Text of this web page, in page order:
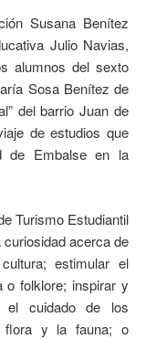
Susana Benítez
Julio Navias,
alumnos del sexto
Sosa Benítez de
del barrio Juan de
de estudios que
de Embalse en la
Turismo Estudiantil
acerca de
estimular el
o folklore; inspirar y
el cuidado de los
flora y la fauna; o